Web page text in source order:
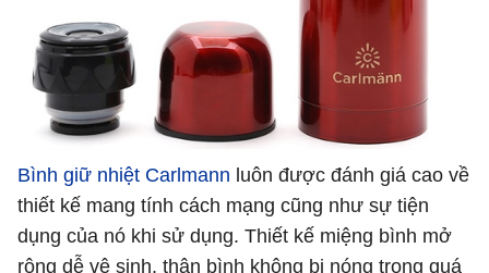
Bình giữ nhiệt Carlmann luôn được đánh giá cao về
thiết kế mang tính cách mạng cũng như sự tiện
dụng của nó khi sử dụng. Thiết kế miệng bình mở
rộng dễ vệ sinh, thân bình không bị nóng trong quá